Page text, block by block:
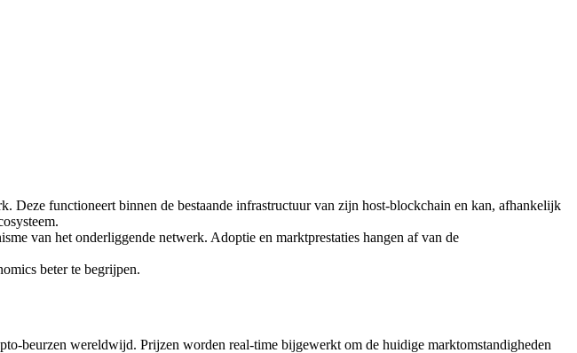
Deze functioneert binnen de bestaande infrastructuur van zijn host-blockchain en kan, afhankelijk
van het onderliggende netwerk. Adoptie en marktprestaties hangen af van de
beter te begrijpen.
beurzen wereldwijd. Prijzen worden real-time bijgewerkt om de huidige marktomstandigheden